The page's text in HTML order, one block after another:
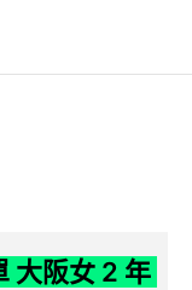
大阪女 2 年